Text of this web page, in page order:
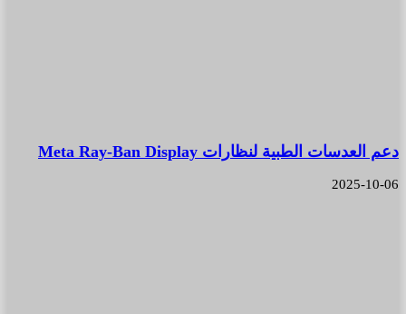
دعم العدسات الطبية لنظارات Meta Ray-Ban Display
2025-10-06